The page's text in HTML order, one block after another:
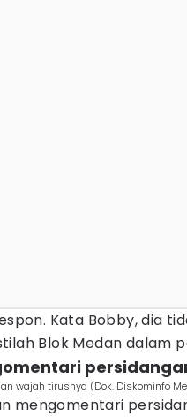
Kata Bobby, dia
Blok Medan dalam
wajah tirusnya (Dok. Diskominfo
mengomentari